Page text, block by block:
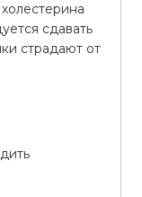
сдавать
страдают от